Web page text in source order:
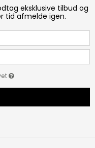
eksklusive tilbud og
tid afmelde igen.